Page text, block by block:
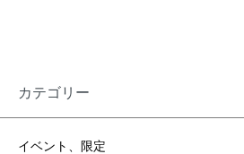
カテゴリー
イベント、限定